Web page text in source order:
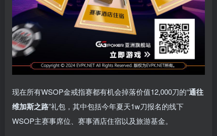
现在所有WSOP金戒指赛都有机会掉落价值12,000刀的“通往
维加斯之路”礼包，其中包括今年夏天1w刀报名的线下
WSOP主赛事席位、赛事酒店住宿以及旅游基金。